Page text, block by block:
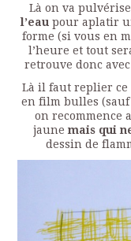
Là on va
l’eau pour aplatir
forme (si vous en
l’heure et tout
retrouve donc
Là il faut replier ce
en film bulles (sauf
on recommence
jaune mais qui
dessin de